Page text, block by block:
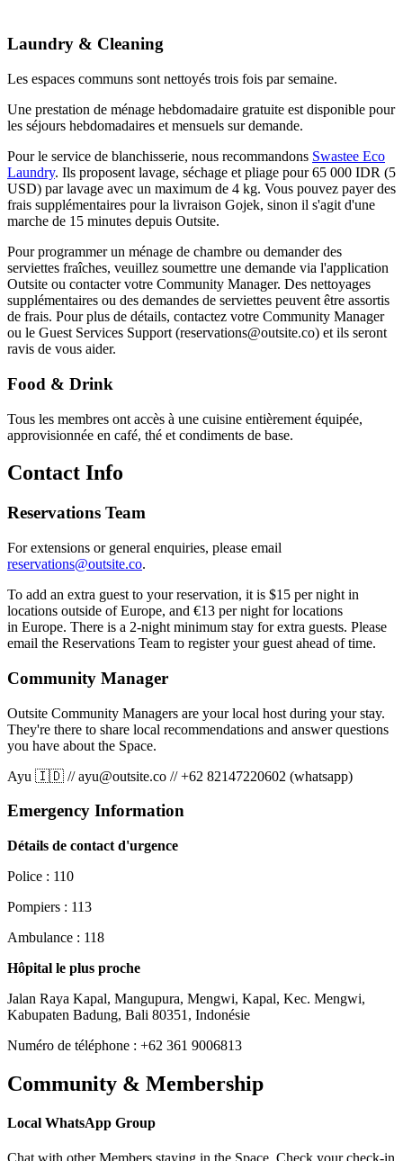
Laundry & Cleaning
Les espaces communs sont nettoyés trois fois par semaine.
Une prestation de ménage hebdomadaire gratuite est disponible pour
les séjours hebdomadaires et mensuels sur demande.
Pour le service de blanchisserie, nous recommandons Swastee Eco
Laundry. Ils proposent lavage, séchage et pliage pour 65 000 IDR (5
USD) par lavage avec un maximum de 4 kg. Vous pouvez payer des
frais supplémentaires pour la livraison Gojek, sinon il s'agit d'une
marche de 15 minutes depuis Outsite.
Pour programmer un ménage de chambre ou demander des
serviettes fraîches, veuillez soumettre une demande via l'application
Outsite ou contacter votre Community Manager. Des nettoyages
supplémentaires ou des demandes de serviettes peuvent être assortis
de frais. Pour plus de détails, contactez votre Community Manager
ou le Guest Services Support (reservations@outsite.co) et ils seront
ravis de vous aider.
Food & Drink
Tous les membres ont accès à une cuisine entièrement équipée,
approvisionnée en café, thé et condiments de base.
Contact Info
Reservations Team
For extensions or general enquiries, please email
reservations@outsite.co.
To add an extra guest to your reservation, it is $15 per night in
locations outside of Europe, and €13 per night for locations
in Europe. There is a 2-night minimum stay for extra guests. Please
email the Reservations Team to register your guest ahead of time.
Community Manager
Outsite Community Managers are your local host during your stay.
They're there to share local recommendations and answer questions
you have about the Space.
Ayu 🇮🇩 //ayu@outsite.co //+62 82147220602 (whatsapp)
Emergency Information
Détails de contact d'urgence
Police : 110
Pompiers : 113
Ambulance : 118
Hôpital le plus proche
Jalan Raya Kapal, Mangupura, Mengwi, Kapal, Kec. Mengwi,
Kabupaten Badung, Bali 80351, Indonésie
Numéro de téléphone : +62 361 9006813
Community & Membership
Local WhatsApp Group